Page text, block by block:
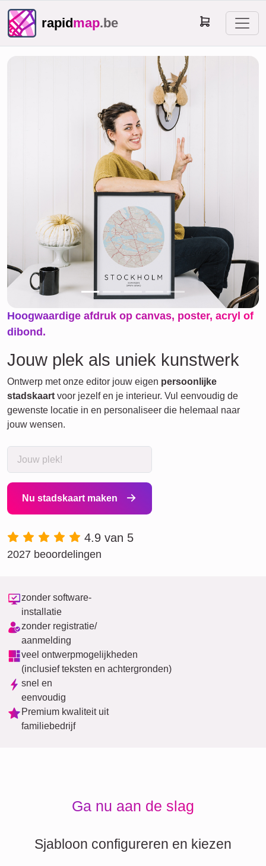
rapidmap.be
Hoogwaardige afdruk op canvas, poster, acryl of
dibond.
Jouw plek als uniek kunstwerk
Ontwerp met onze editor jouw eigen persoonlijke
stadskaart voor jezelf en je interieur. Vul eenvoudig de
gewenste locatie in en personaliseer die helemaal naar
jouw wensen.
Nu stadskaart maken
4.9 van 5
2027 beoordelingen
zonder software-
installatie
zonder registratie/
aanmelding
veel ontwerpmogelijkheden
(inclusief teksten en achtergronden)
snel en
eenvoudig
Premium kwaliteit uit
familiebedrijf
Ga nu aan de slag
Sjabloon configureren en kiezen